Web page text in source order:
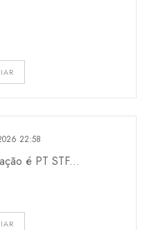
22:58
é PT STF...